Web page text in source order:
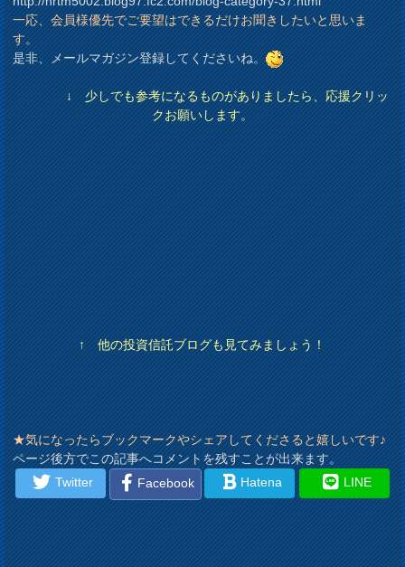
一応、会員様優先でご要望はできるだけお聞きしたいと思いま
す。
是非、メールマガジン登録してくださいね。
↓ 少しでも参考になるものがありましたら、応援クリッ
クお願いします。
↑ 他の投資信託ブログも見てみましょう！
★気になったらブックマークやシェアしてくださると嬉しいです♪
ページ後方でこの記事へコメントを残すことが出来ます。
Twitter
Facebook Hatena LINE